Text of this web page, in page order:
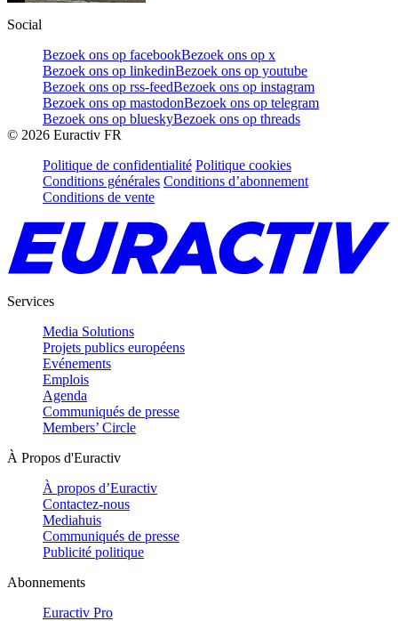
Social
Bezoek ons op facebookBezoek ons op x
Bezoek ons op linkedinBezoek ons op youtube
Bezoek ons op rss-feedBezoek ons op instagram
Bezoek ons op mastodonBezoek ons op telegram
Bezoek ons op blueskyBezoek ons op threads
© 2026 Euractiv FR
Politique de confidentialité Politique cookies
Conditions générales Conditions d’abonnement
Conditions de vente
Services
Media Solutions
Projets publics européens
Evénements
Emplois
Agenda
Communiqués de presse
Members’ Circle
À Propos d'Euractiv
À propos d’Euractiv
Contactez-nous
Mediahuis
Communiqués de presse
Publicité politique
Abonnements
Euractiv Pro